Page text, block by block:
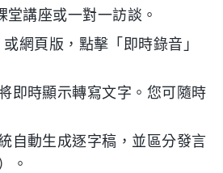
講座或一對一訪談。
網頁版，點擊「即時錄音」
即時顯示轉寫文字。您可隨時
自動生成逐字稿，並區分發言
。